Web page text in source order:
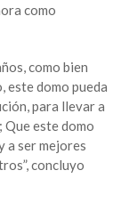
como
como bien
este domo pueda
para llevar a
este domo
a ser mejores
concluyo